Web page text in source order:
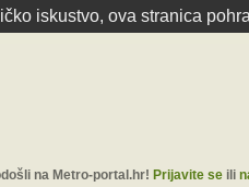
iskustvo, ova stranica
na Metro-portal.hr! Prijavite seili